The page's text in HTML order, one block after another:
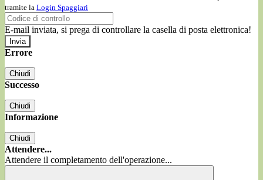
tramite la Login Spaggiari
E-mail inviata, si prega di controllare la casella di posta elettronica!
Errore
Chiudi
Successo
Chiudi
Informazione
Chiudi
Attendere...
Attendere il completamento dell'operazione...